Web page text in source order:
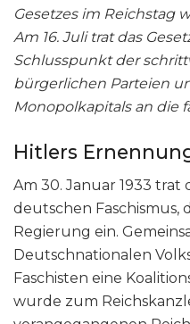
Gesetzes im Reichstag
Am 16. Juli trat das
Schlusspunkt der
bürgerlichen Parteien
Monopolkapitals an die
Hitlers
Am 30. Januar 1933 trat
deutschen Faschismus,
Regierung ein.
Deutschnationalen
Faschisten eine
wurde zum